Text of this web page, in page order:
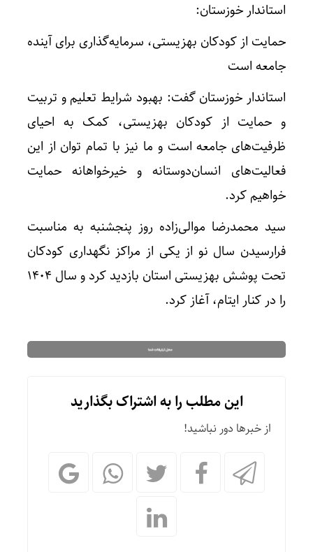
استاندار خوزستان:
حمایت از کودکان بهزیستی، سرمایه‌گذاری برای آینده
جامعه است
استاندار خوزستان گفت: بهبود شرایط تعلیم و تربیت
و حمایت از کودکان بهزیستی، کمک به احیای
ظرفیت‌های جامعه است و ما نیز با تمام توان از این
فعالیت‌های انسان‌دوستانه و خیرخواهانه حمایت
خواهیم کرد.
سید محمدرضا موالی‌زاده روز پنجشنبه به مناسبت
فرارسیدن سال نو از یکی از مراکز نگهداری کودکان
تحت پوشش بهزیستی استان بازدید کرد و سال ۱۴۰۴
را در کنار ایتام، آغاز کرد.
این مطلب را به اشتراک بگذارید
از خبرها دور نباشید!